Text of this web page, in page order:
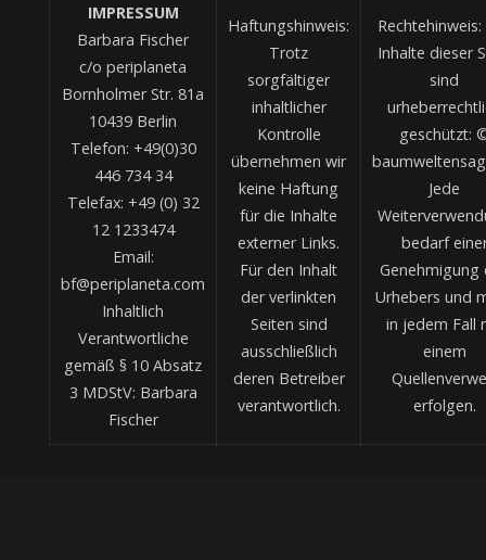
IMPRESSUM
Barbara Fischer
c/o periplaneta
Bornholmer Str. 81a
10439 Berlin
Telefon: +49(0)30
446 734 34
Telefax: +49 (0) 32
12 1233474
Email:
bf@periplaneta.com
Inhaltlich
Verantwortliche
gemäß § 10 Absatz
3 MDStV: Barbara
Fischer
Haftungshinweis:
Trotz
sorgfältiger
inhaltlicher
Kontrolle
übernehmen wir
keine Haftung
für die Inhalte
externer Links.
Für den Inhalt
der verlinkten
Seiten sind
ausschließlich
deren Betreiber
verantwortlich.
Rechtehinweis:
Inhalte dieser
sind
geschützt:
Jede
bedarf
Genehmigung
Urhebers und
in jedem Fall
einem
erfolgen.